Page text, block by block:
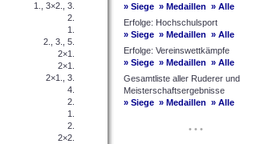
1., 3×2., 3.
2.
1.
2., 3., 5.
2×1.
2×1.
2×1., 3.
4.
2.
1.
2.
2×2.
» Siege » Medaillen » Alle
Erfolge: Hochschulsport
» Siege » Medaillen » Alle
Erfolge: Vereinswettkämpfe
» Siege » Medaillen » Alle
Gesamtliste aller Ruderer und
Meisterschaftsergebnisse
» Siege » Medaillen » Alle
• • •